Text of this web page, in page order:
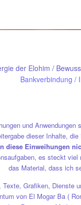
der Elohim /
Bankverbindung /
und
dieser Inhalte,
diese Einweihungen
es steckt
das Material, dass ich
Grafiken, Dienste
von El Mogar Ba (